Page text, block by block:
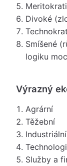
Divoké
Smíšené
logiku
Výrazný
Agrární
Těžební
Industriální
Služby a